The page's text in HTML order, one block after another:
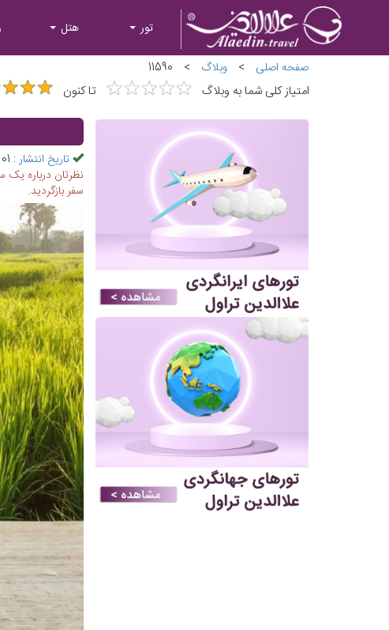
تور هتل
صفحه اصلی > وبلاگ >
11590
امتیاز کلی شما به وبلاگ ★★★★★
★★★★★ تا کنون ★★★
★★★
تاریخ انتشار : 01 مرداد 1402 15:01
نظرتان درباره
سفر بازگردید.